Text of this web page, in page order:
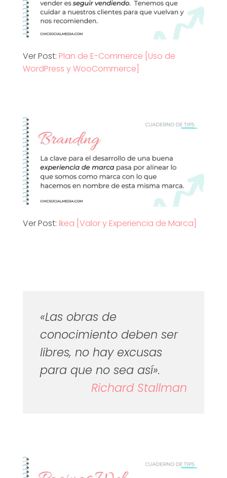
Ver Post: Plan de E-Commerce [Uso de
WordPress y WooCommerce]
Ver Post: Ikea [Valor y Experiencia de Marca]
«Las obras de
conocimiento deben ser
libres, no hay excusas
para que no sea así».
Richard Stallman